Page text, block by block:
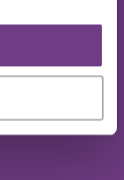
92 92